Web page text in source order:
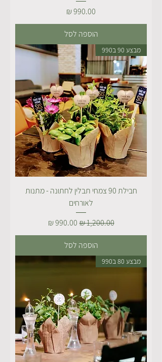
מחיר
הוספה לסל
מבצע 90 ב990
חבילת 90 צמחי תבלין לחתונה - מתנות
לאורחים
מחיר רגיל‏1,200.00 ‏₪ מחיר מבצע
הוספה לסל
מבצע 80 ב990